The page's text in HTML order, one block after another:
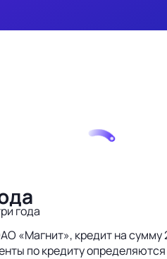
года
кредит на сумму
по кредиту